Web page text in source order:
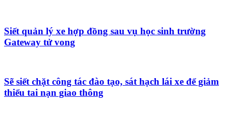
Siết quản lý xe hợp đồng sau vụ học sinh trường
Gateway tử vong
Sẽ siết chặt công tác đào tạo, sát hạch lái xe để giảm
thiểu tai nạn giao thông